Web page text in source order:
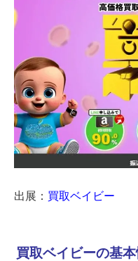
出展： 買取ベイビー
買取ベイビーの基